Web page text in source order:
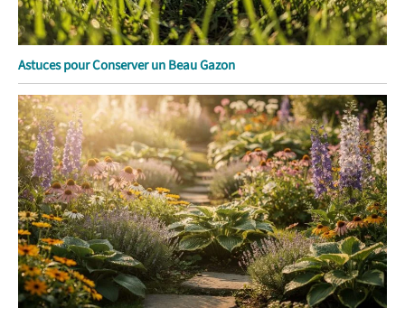
Astuces pour Conserver un Beau Gazon